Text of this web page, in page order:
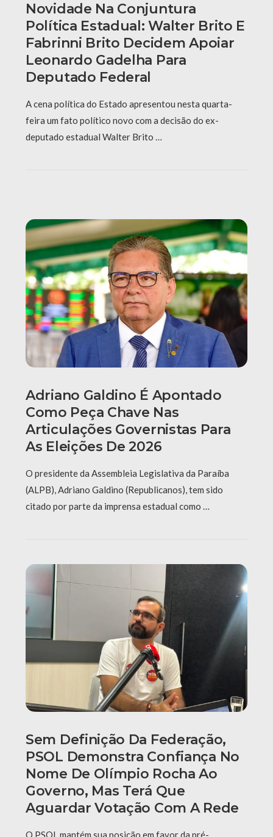
Novidade Na Conjuntura
Política Estadual: Walter Brito E
Fabrinni Brito Decidem Apoiar
Leonardo Gadelha Para
Deputado Federal
A cena política do Estado apresentou nesta quarta-
feira um fato político novo com a decisão do ex-
deputado estadual Walter Brito …
Adriano Galdino É Apontado
Como Peça Chave Nas
Articulações Governistas Para
As Eleições De 2026
O presidente da Assembleia Legislativa da Paraíba
(ALPB), Adriano Galdino (Republicanos), tem sido
citado por parte da imprensa estadual como …
Sem Definição Da Federação,
PSOL Demonstra Confiança No
Nome De Olímpio Rocha Ao
Governo, Mas Terá Que
Aguardar Votação Com A Rede